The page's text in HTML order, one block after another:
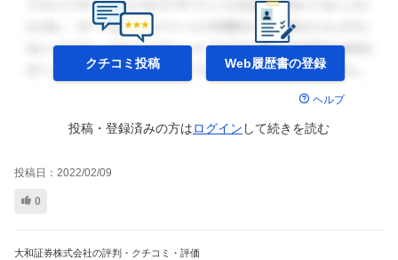
クチコミ投稿 Web履歴書の登録
ヘルプ
投稿・登録済みの方はログイン して続きを読む
投稿日： 2022/02/09
0
大和証券株式会社の評判・クチコミ・評価